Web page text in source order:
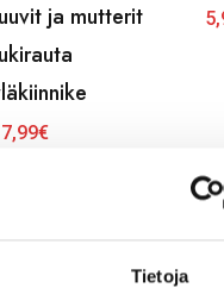
Tietoja
ja mutterit
€